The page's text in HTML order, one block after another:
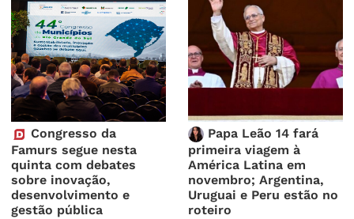
Congresso da
Famurs segue nesta
quinta com debates
sobre inovação,
desenvolvimento e
gestão pública
Papa Leão 14 fará
primeira viagem à
América Latina em
novembro; Argentina,
Uruguai e Peru estão no
roteiro